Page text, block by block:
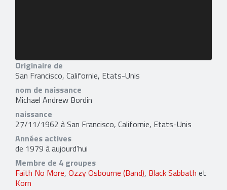
Originaire de
San Francisco, Californie, Etats-Unis
nom de naissance
Michael Andrew Bordin
naissance
27/11/1962 à San Francisco, Californie, Etats-Unis
Années actives
de 1979 à aujourd'hui
Membre de 4 groupes
Faith No More, Ozzy Osbourne (Band), Black Sabbath et
Korn